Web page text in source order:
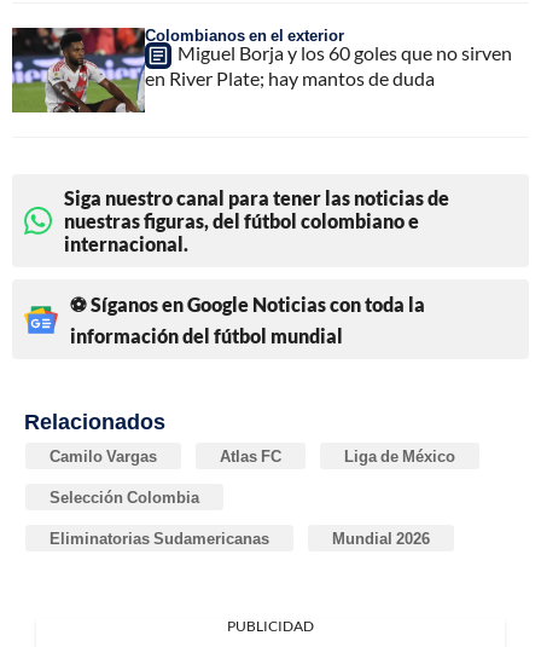
Colombianos en el exterior
Miguel Borja y los 60 goles que no sirven
en River Plate; hay mantos de duda
Siga nuestro canal para tener las noticias de
nuestras figuras, del fútbol colombiano e
internacional.
⚽ Síganos en Google Noticias con toda la
información del fútbol mundial
Relacionados
Camilo Vargas Atlas FC Liga de México
Selección Colombia
Eliminatorias Sudamericanas Mundial 2026
PUBLICIDAD